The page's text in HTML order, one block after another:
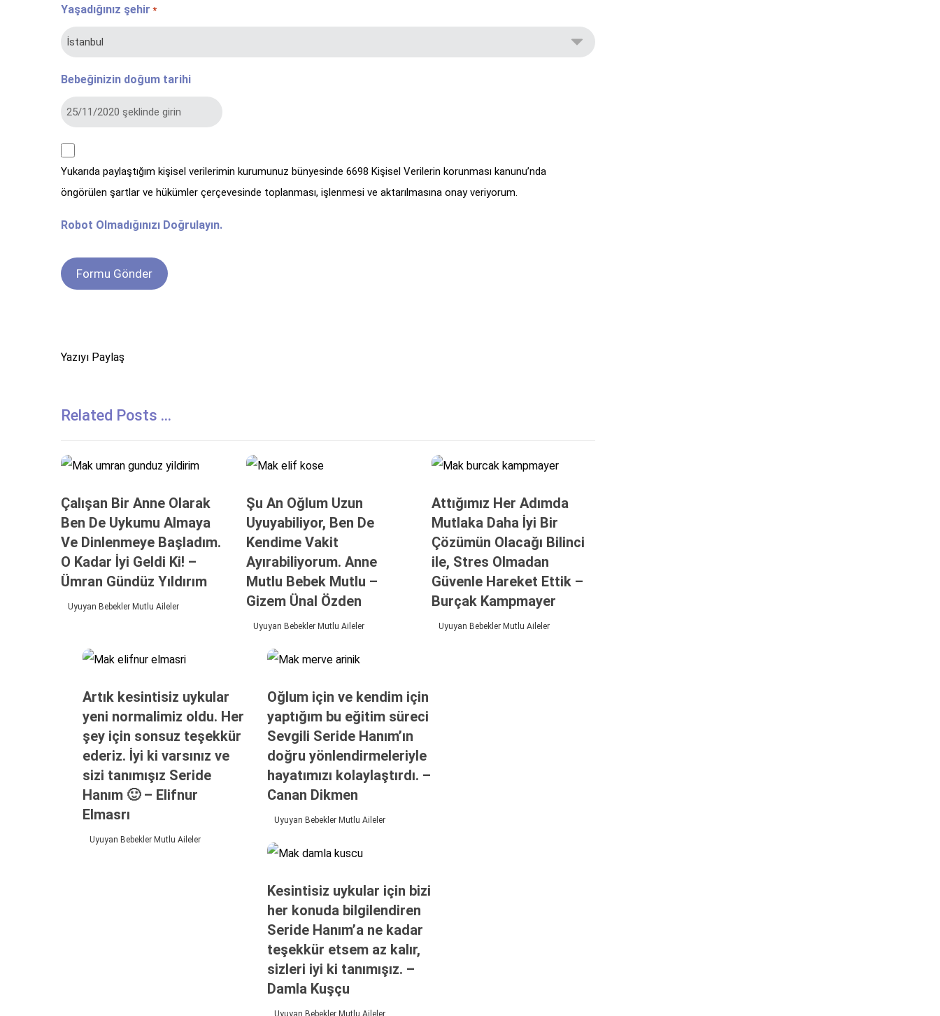
Yaşadığınız şehir *
Bebeğinizin doğum tarihi
kvkk
*
Yukarıda paylaştığım kişisel verilerimin kurumunuz bünyesinde 6698 Kişisel Verilerin korunması kanunu’nda
öngörülen şartlar ve hükümler çerçevesinde toplanması, işlenmesi ve aktarılmasına onay veriyorum.
Robot Olmadığınızı Doğrulayın.
Related Posts ...
Çalışan Bir Anne Olarak
Ben De Uykumu Almaya
Ve Dinlenmeye Başladım.
O Kadar İyi Geldi Ki! –
Ümran Gündüz Yıldırım
Uyuyan Bebekler Mutlu Aileler
Şu An Oğlum Uzun
Uyuyabiliyor, Ben De
Kendime Vakit
Ayırabiliyorum. Anne
Mutlu Bebek Mutlu –
Gizem Ünal Özden
Uyuyan Bebekler Mutlu Aileler
Attığımız Her Adımda
Mutlaka Daha İyi Bir
Çözümün Olacağı Bilinci
ile, Stres Olmadan
Güvenle Hareket Ettik –
Burçak Kampmayer
Uyuyan Bebekler Mutlu Aileler
Artık kesintisiz uykular
yeni normalimiz oldu. Her
şey için sonsuz teşekkür
ederiz. İyi ki varsınız ve
sizi tanımışız Seride
Hanım 🙂 – Elifnur
Elmasrı
Uyuyan Bebekler Mutlu Aileler
Oğlum için ve kendim için
yaptığım bu eğitim süreci
Sevgili Seride Hanım’ın
doğru yönlendirmeleriyle
hayatımızı kolaylaştırdı. –
Canan Dikmen
Uyuyan Bebekler Mutlu Aileler
Kesintisiz uykular için bizi
her konuda bilgilendiren
Seride Hanım’a ne kadar
teşekkür etsem az kalır,
sizleri iyi ki tanımışız. –
Damla Kuşçu
Uyuyan Bebekler Mutlu Aileler